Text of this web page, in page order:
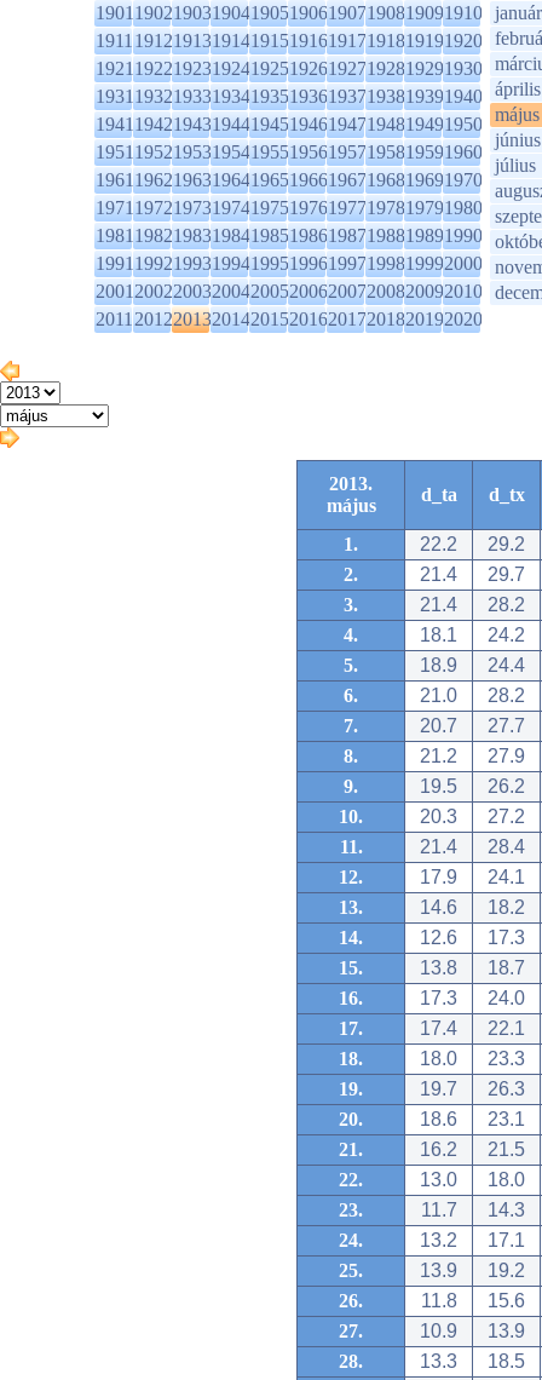
1901190219031904190519061907190819091910
1911191219131914191519161917191819191920
1921192219231924192519261927192819291930
1931193219331934193519361937193819391940
1941194219431944194519461947194819491950
1951195219531954195519561957195819591960
1961196219631964196519661967196819691970
1971197219731974197519761977197819791980
1981198219831984198519861987198819891990
1991199219931994199519961997199819992000
2001200220032004200520062007200820092010
2011201220132014201520162017201820192020
január
április
május
június
július
2013.
május
d_ta d_tx
1. 22.2
29.2
2.
21.4
29.7
3.
21.4
28.2
4.
18.1
24.2
5.
18.9
24.4
6.
21.0
28.2
7.
20.7
27.7
8.
21.2
27.9
9.
19.5
26.2
10.
20.3
27.2
11.
21.4
28.4
12.
17.9
24.1
13.
14.6
18.2
14.
12.6
17.3
15.
13.8
18.7
16.
17.3
24.0
17.
17.4
22.1
18.
18.0
23.3
19.
19.7
26.3
20.
18.6
23.1
21.
16.2
21.5
22.
13.0
18.0
23.
11.7
14.3
24.
13.2
17.1
25.
13.9
19.2
26.
11.8
15.6
27.
10.9
13.9
28.
13.3
18.5